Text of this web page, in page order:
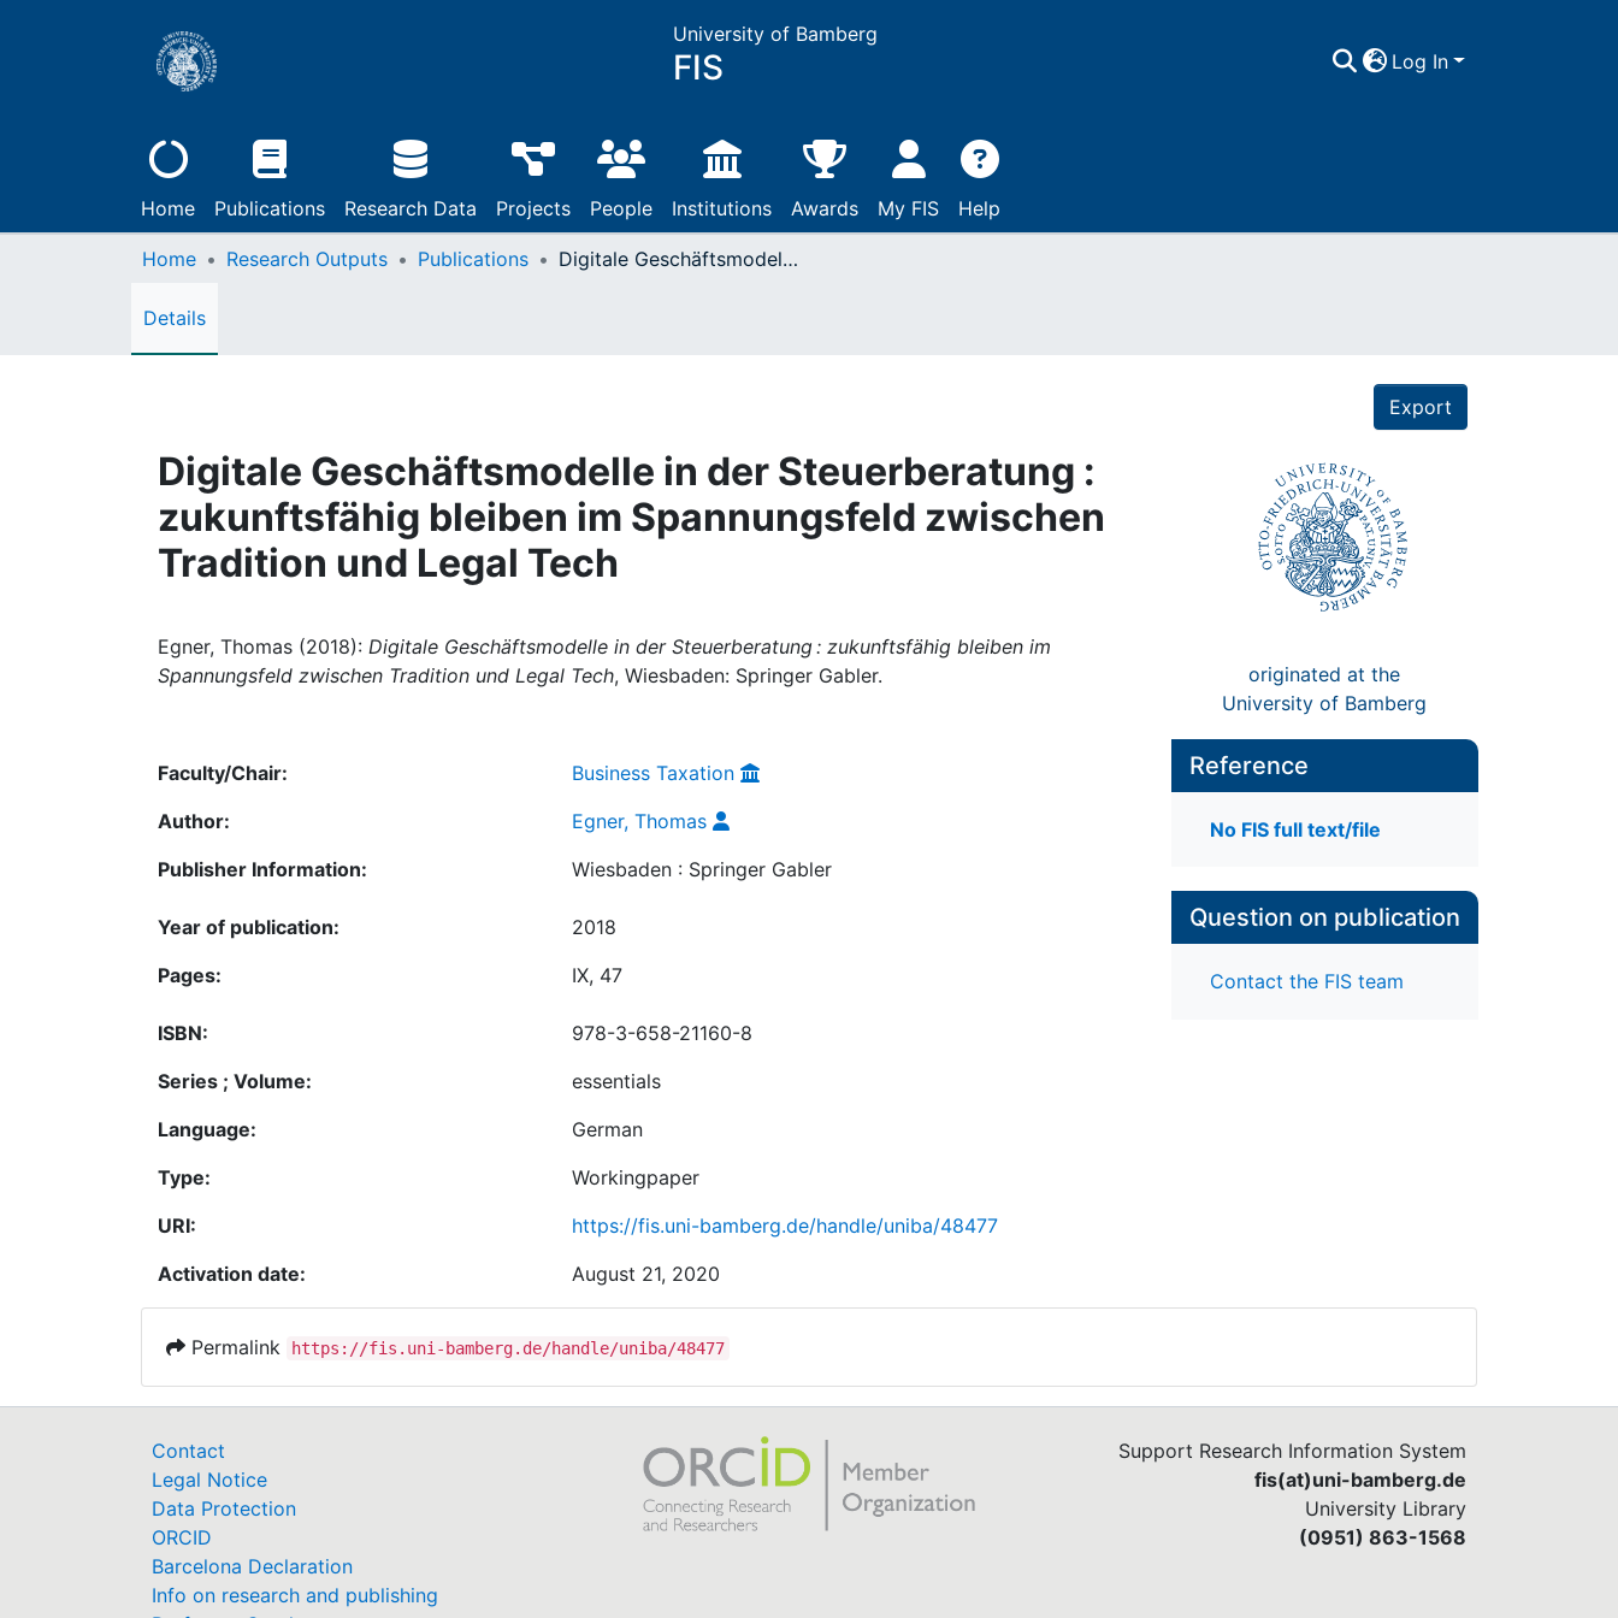
University of Bamberg
FIS Log In
Home Publications Research Data Projects People Institutions Awards My FIS Help
Home Research Outputs Publications Digitale Geschäftsmodelle in der Steuerberatung : zukunftsfähig bleiben im Spannungsfeld zwischen Tradition und Legal Tech
Details
Export
Digitale Geschäftsmodelle in der Steuerberatung :
zukunftsfähig bleiben im Spannungsfeld zwischen
Tradition und Legal Tech
Egner, Thomas (2018): Digitale Geschäftsmodelle in der Steuerberatung : zukunftsfähig bleiben im
Spannungsfeld zwischen Tradition und Legal Tech, Wiesbaden: Springer Gabler.
originated at the
University of Bamberg
Faculty/Chair:
Business Taxation
Author:
Egner, Thomas
Publisher Information:
Wiesbaden : Springer Gabler
Year of publication:
2018
Pages:
IX, 47
ISBN:
978-3-658-21160-8
Series ; Volume:
essentials
Language:
German
Type:
Workingpaper
URI:
https://fis.uni-bamberg.de/handle/uniba/48477
Activation date:
August 21, 2020
Reference
No FIS full text/file
Question on publication
Contact the FIS team
Permalink https://fis.uni-bamberg.de/handle/uniba/48477
Contact
Legal Notice
Data Protection
ORCID
Barcelona Declaration
Info on research and publishing
Support Research Information System
fis(at)uni-bamberg.de
University Library
(0951) 863-1568